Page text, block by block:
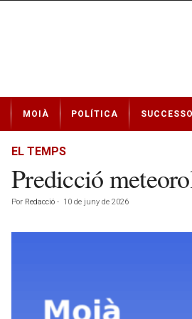
t
MOIÀ POLÍTICA
EL TEMPS
Predicció
Por Redacció - 10 de juny de 2026